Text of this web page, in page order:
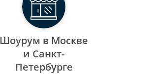
Шоурум в Москве
и Санкт-
Петербурге